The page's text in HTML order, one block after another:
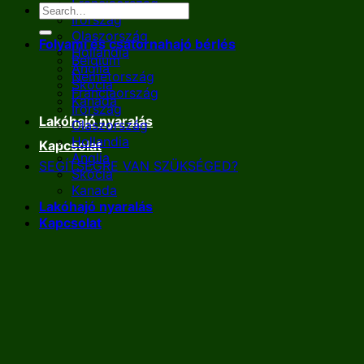
Franciaország
Írország
Olaszország
Hollandia
Anglia
Skócia
Kanada
Lakóhajó nyaralás
Kapcsolat
SEGÍTSÉGRE VAN SZÜKSÉGED?
Folyami és csatornahajó bérlés
Belgium
Németország
Franciaország
Írország
Olaszország
Hollandia
Anglia
Skócia
Kanada
Lakóhajó nyaralás
Kapcsolat